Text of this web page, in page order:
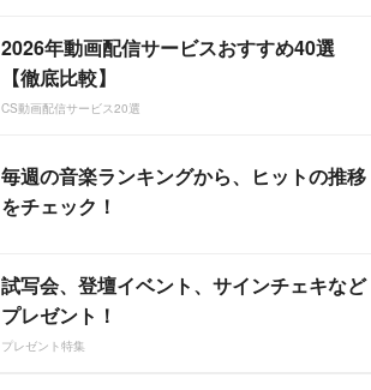
2026年動画配信サービスおすすめ40選
【徹底比較】
CS動画配信サービス20選
毎週の音楽ランキングから、ヒットの推移
をチェック！
試写会、登壇イベント、サインチェキなど
プレゼント！
プレゼント特集